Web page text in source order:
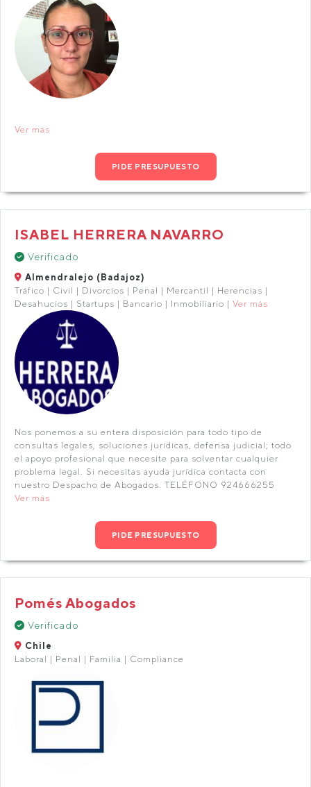
Ver más
PIDE PRESUPUESTO
ISABEL HERRERA NAVARRO
Verificado
Almendralejo (Badajoz)
Tráfico | Civil | Divorcios | Penal | Mercantil | Herencias |
Desahucios | Startups | Bancario | Inmobiliario | Ver más
Nos ponemos a su entera disposición para todo tipo de
consultas legales, soluciones jurídicas, defensa judicial; todo
el apoyo profesional que necesite para solventar cualquier
problema legal. Si necesitas ayuda jurídica contacta con
nuestro Despacho de Abogados. TELÉFONO 924666255
Ver más
PIDE PRESUPUESTO
Pomés Abogados
Verificado
Chile
Laboral | Penal | Familia | Compliance